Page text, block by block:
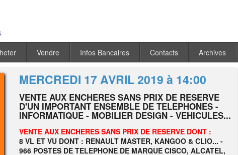
Vendre Infos Bancaires Contacts Archives
MERCREDI 17 AVRIL 2019 à 14:00
VENTE AUX ENCHERES SANS PRIX DE RESERVE
D'UN IMPORTANT ENSEMBLE DE TELEPHONES -
INFORMATIQUE - MOBILIER DESIGN - VEHICULES...
VENTE AUX ENCHERES SANS PRIX DE RESERVE DONT :
8 VL ET VU DONT : RENAULT MASTER, KANGOO & CLIO... -
966 POSTES DE TELEPHONE DE MARQUE CISCO, ALCATEL,